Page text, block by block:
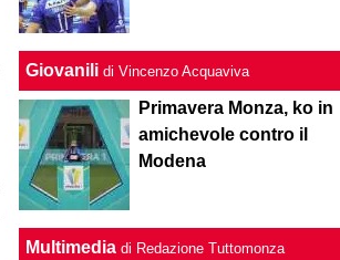
Giovanili di Vincenzo Acquaviva
Primavera Monza, ko in
amichevole contro il
Modena
Multimedia di Redazione Tuttomonza